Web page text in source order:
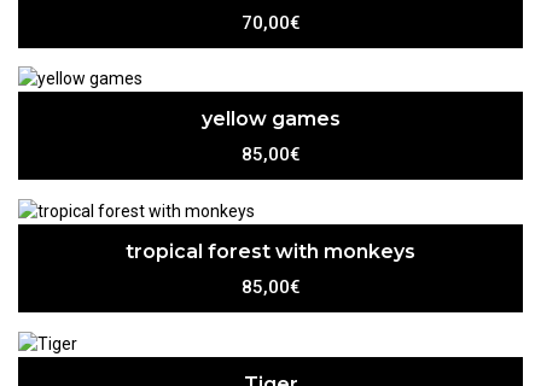
70,00€
yellow games
85,00€
tropical forest with monkeys
85,00€